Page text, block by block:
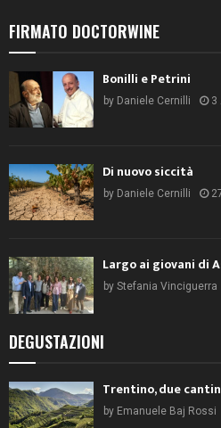
FIRMATO DOCTORWINE
Bonilli e Petrini
by Daniele Cernilli 3
Di nuovo siccità
by Daniele Cernilli
Largo ai giovani di
by Stefania Vinciguerra
DEGUSTAZIONI
Trentino, due
by Emanuele Baj Rossi